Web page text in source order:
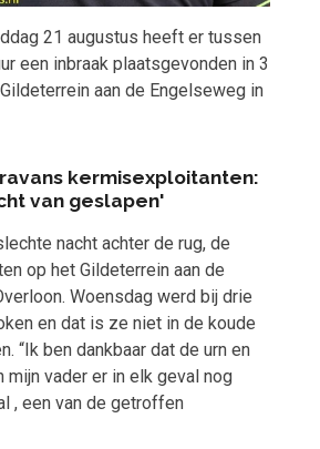
21 augustus heeft er tussen
een inbraak plaatsgevonden in 3
aan de Engelseweg in
kermisexploitanten:
van geslapen'
nacht achter de rug, de
op het Gildeterrein aan de
Woensdag werd bij drie
en dat is ze niet in de koude
“Ik ben dankbaar dat de urn en
mijn vader er in elk geval nog
, een van de getroffen